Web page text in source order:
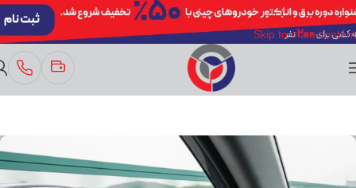
Skip to navigation
Skip to main content